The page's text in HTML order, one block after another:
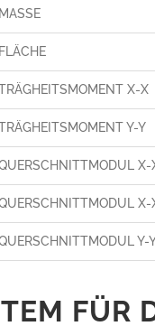
MASSE
FLÄCHE
X-X
Y-Y
X-
X-
Y-
FÜR